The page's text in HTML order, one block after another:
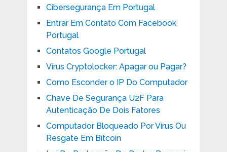
Cibersegurança Em Portugal
Entrar Em Contato Com Facebook
Portugal
Contatos Google Portugal
Vírus Cryptolocker: Apagar ou Pagar?
Como Esconder o IP Do Computador
Chave De Segurança U2F Para
Autenticação De Dois Fatores
Computador Bloqueado Por Vírus Ou
Resgate Em Bitcoin